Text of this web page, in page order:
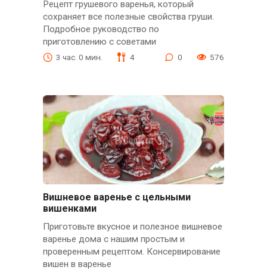
Рецепт грушевого варенья, который
сохраняет все полезные свойства груши.
Подробное руководство по
приготовлению с советами
3 час. 0 мин. 4 0 576
Вишневое варенье с цельными
вишенками
Приготовьте вкусное и полезное вишневое
варенье дома с нашим простым и
проверенным рецептом. Консервирование
вишен в варенье